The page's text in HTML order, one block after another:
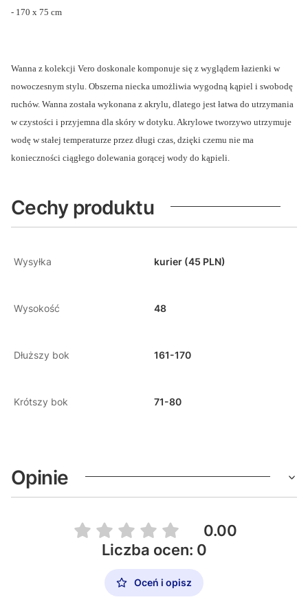
- 170 x 75 cm
Wanna z kolekcji Vero doskonale komponuje się z wyglądem łazienki w
nowoczesnym stylu. Obszerna niecka umożliwia wygodną kąpiel i swobodę
ruchów. Wanna została wykonana z akrylu, dlatego jest łatwa do utrzymania
w czystości i przyjemna dla skóry w dotyku. Akrylowe tworzywo utrzymuje
wodę w stałej temperaturze przez długi czas, dzięki czemu nie ma
konieczności ciągłego dolewania gorącej wody do kąpieli.
Cechy produktu
Wysyłka kurier (45 PLN)
Wysokość 48
Dłuższy bok 161-170
Krótszy bok 71-80
Opinie
0.00
Liczba ocen: 0
Oceń i opisz